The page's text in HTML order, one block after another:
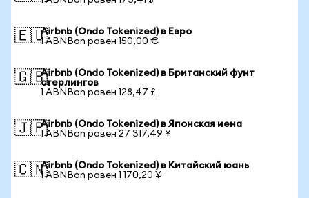
🇪🇺Airbnb (Ondo Tokenized) в Евро
1 ABNBon равен 150,00 €
🇬🇧Airbnb (Ondo Tokenized) в Британский фунт
стерлингов
1 ABNBon равен 128,47 £
🇯🇵Airbnb (Ondo Tokenized) в Японская иена
1 ABNBon равен 27 317,49 ¥
🇨🇳Airbnb (Ondo Tokenized) в Китайский юань
1 ABNBon равен 1 170,20 ¥